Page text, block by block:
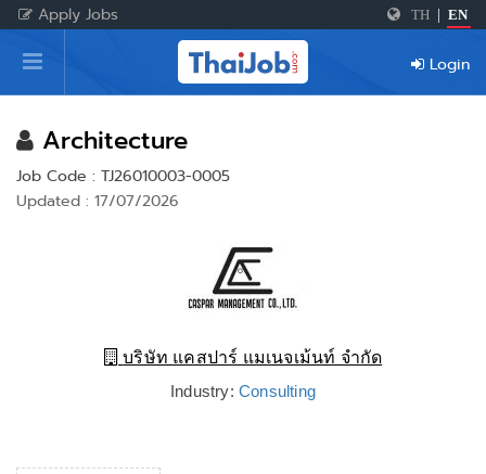
Apply Jobs TH EN
Home
Login
Register
Login
Architecture
Job Code : TJ26010003-0005
Updated : 17/07/2026
บริษัท แคสปาร์ แมเนจเม้นท์ จำกัด
Industry: Consulting